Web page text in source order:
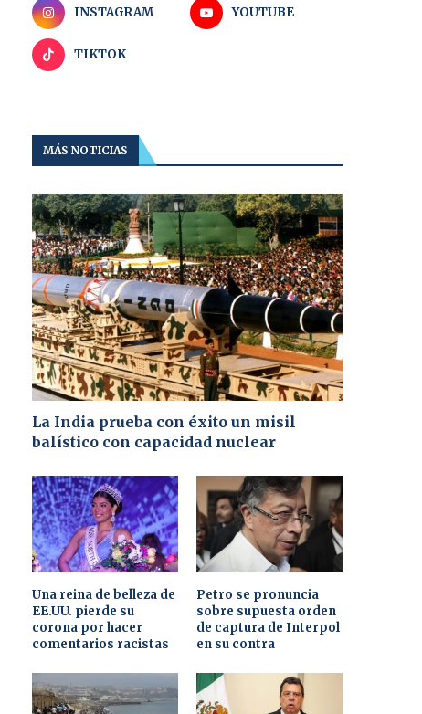
INSTAGRAM YOUTUBE
TIKTOK
MÁS NOTICIAS
La India prueba con éxito un misil
balístico con capacidad nuclear
Una reina de belleza de
EE.UU. pierde su
corona por hacer
comentarios racistas
Petro se pronuncia
sobre supuesta orden
de captura de Interpol
en su contra